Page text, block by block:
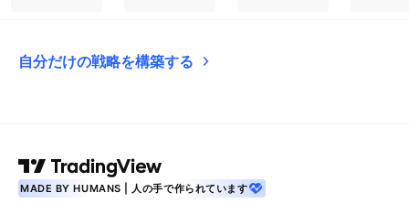
自分だけの戦略を構築する
MADE BY HUMANS | 人の手で作られています